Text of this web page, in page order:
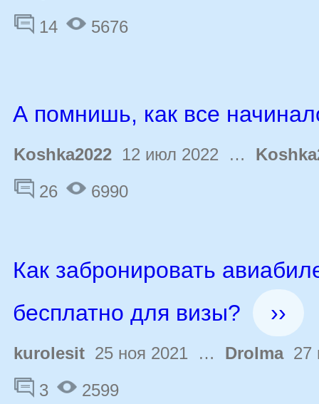
14
5676
А помнишь, как все
Koshka2022 12 июл 2022 …
26
6990
Как забронировать
бесплатно для визы?
››
kurolesit 25 ноя 2021 … Drolma27
3
2599